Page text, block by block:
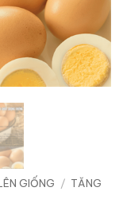
GIỐNG / TĂNG